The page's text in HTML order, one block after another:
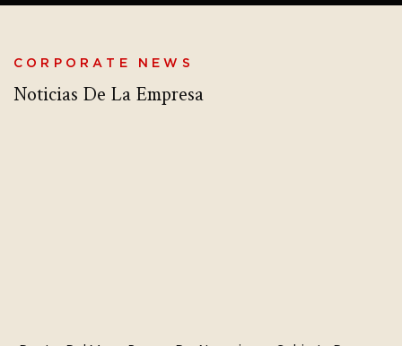
CORPORATE NEWS
Noticias De La Empresa